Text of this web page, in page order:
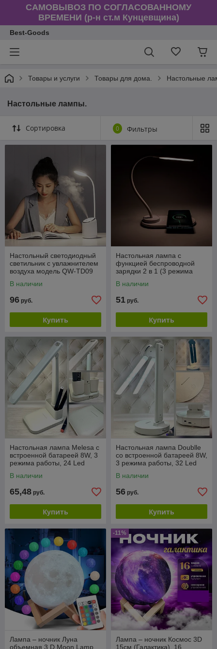
САМОВЫВОЗ ПО СОГЛАСОВАННОМУ
ВРЕМЕНИ (р-н ст.м Кунцевщина)
Best-Goods
Товары и услуги Товары для дома. Настольные
Настольные лампы.
Сортировка 0 Фильтры
Настольный светодиодный
светильник с увлажнителем
воздуха модель QW-TD09
свечения, 2
В наличии
96 руб.
Купить
Настольная лампа с
функцией беспроводной
зарядки 2 в 1 (3 режима
В наличии
51 руб.
Купить
Настольная лампа Melesa c
встроенной батареей 8W, 3
режима работы, 24 Led
В наличии
65,48 руб.
Купить
Настольная лампа Doublle
cо встроенной батареей 8W,
3 режима работы, 32 Led
В наличии
56 руб.
Купить
Лампа – ночник Луна
объемная 3 D Moon Lamp
-11%
Лампа – ночник Космос 3D
15см (Галактика), 16